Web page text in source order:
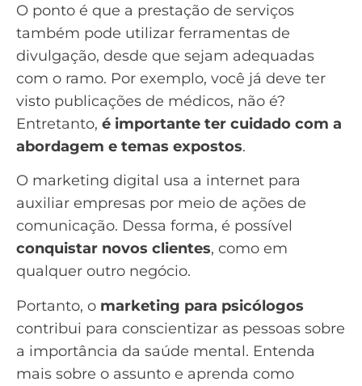
O ponto é que a prestação de serviços
também pode utilizar ferramentas de
divulgação, desde que sejam adequadas
com o ramo. Por exemplo, você já deve ter
visto publicações de médicos, não é?
Entretanto, é importante ter cuidado com a
abordagem e temas expostos.
O marketing digital usa a internet para
auxiliar empresas por meio de ações de
comunicação. Dessa forma, é possível
conquistar novos clientes, como em
qualquer outro negócio.
Portanto, o marketing para psicólogos
contribui para conscientizar as pessoas sobre
a importância da saúde mental. Entenda
mais sobre o assunto e aprenda como